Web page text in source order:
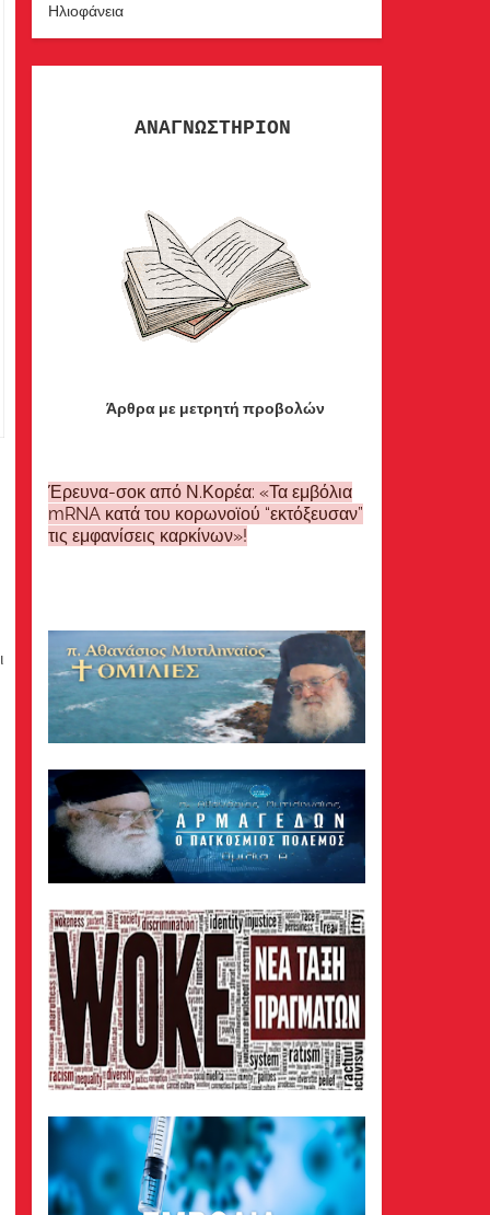
Ηλιοφάνεια
ΑΝΑΓΝΩΣΤΗΡΙΟΝ
Άρθρα με μετρητή προβολών
Έρευνα-σοκ από Ν.Κορέα: «Τα εμβόλια
mRNA κατά του κορωνοϊού “εκτόξευσαν”
τις εμφανίσεις καρκίνων»!